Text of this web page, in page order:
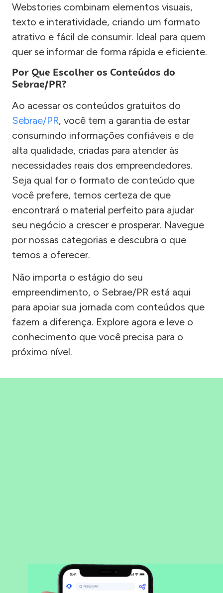
Webstories combinam elementos visuais,
texto e interatividade, criando um formato
atrativo e fácil de consumir. Ideal para quem
quer se informar de forma rápida e eficiente.
Por Que Escolher os Conteúdos do
Sebrae/PR?
Ao acessar os conteúdos gratuitos do
Sebrae/PR, você tem a garantia de estar
consumindo informações confiáveis e de
alta qualidade, criadas para atender às
necessidades reais dos empreendedores.
Seja qual for o formato de conteúdo que
você prefere, temos certeza de que
encontrará o material perfeito para ajudar
seu negócio a crescer e prosperar. Navegue
por nossas categorias e descubra o que
temos a oferecer.
Não importa o estágio do seu
empreendimento, o Sebrae/PR está aqui
para apoiar sua jornada com conteúdos que
fazem a diferença. Explore agora e leve o
conhecimento que você precisa para o
próximo nível.